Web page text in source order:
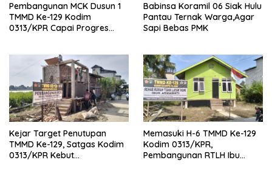
Pembangunan MCK Dusun 1
TMMD Ke-129 Kodim
0313/KPR Capai Progres
Babinsa Koramil 06 Siak Hulu
Pantau Ternak Warga,Agar
Sapi Bebas PMK
Kejar Target Penutupan
TMMD Ke-129, Satgas Kodim
0313/KPR Kebut
Memasuki H-6 TMMD Ke-129
Kodim 0313/KPR,
Pembangunan RTLH Ibu